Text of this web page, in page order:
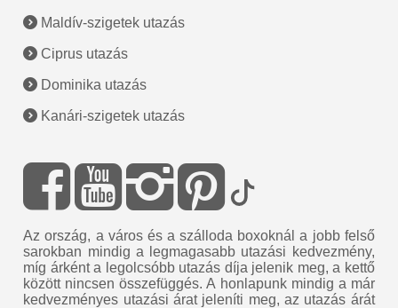
Maldív-szigetek utazás
Ciprus utazás
Dominika utazás
Kanári-szigetek utazás
Az ország, a város és a szálloda boxoknál a jobb felső
sarokban mindig a legmagasabb utazási kedvezmény,
míg árként a legolcsóbb utazás díja jelenik meg, a kettő
között nincsen összefüggés. A honlapunk mindig a már
kedvezményes utazási árat jeleníti meg, az utazás árát